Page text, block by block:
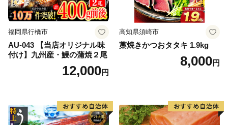
福岡県行橋市
AU-043 【当店オリジナル味
付け】九州産・鰻の蒲焼２尾
12,000円
高知県須崎市
藁焼きかつおタタキ 1.9kg
8,000円